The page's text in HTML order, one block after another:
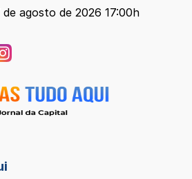
agosto de 2026 17:00h